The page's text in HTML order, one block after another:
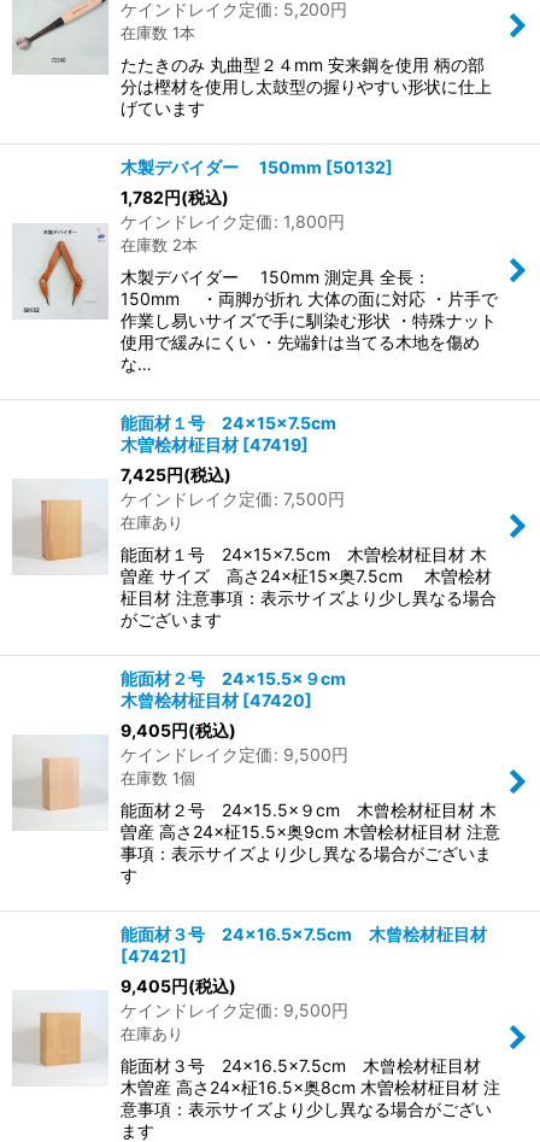
ケインドレイク定価: 5,200円
在庫数 1本
たたきのみ 丸曲型２４mm 安来鋼を使用 柄の部
分は樫材を使用し太鼓型の握りやすい形状に仕上
げています
木製デバイダー 150mm [50132]
1,782円(税込)
ケインドレイク定価: 1,800円
在庫数 2本
木製デバイダー 150mm 測定具 全長：
150mm ・両脚が折れ 大体の面に対応 ・片手で
作業し易いサイズで手に馴染む形状 ・特殊ナット
使用で緩みにくい ・先端針は当てる木地を傷め
な…
能面材１号 24×15×7.5cm
木曽桧材柾目材 [47419]
7,425円(税込)
ケインドレイク定価: 7,500円
在庫あり
能面材１号 24×15×7.5cm 木曽桧材柾目材 木
曽産 サイズ 高さ24×柾15×奥7.5cm 木曽桧材
柾目材 注意事項：表示サイズより少し異なる場合
がございます
能面材２号 24×15.5×９cm
木曾桧材柾目材 [47420]
9,405円(税込)
ケインドレイク定価: 9,500円
在庫数 1個
能面材２号 24×15.5×９cm 木曾桧材柾目材 木
曽産 高さ24×柾15.5×奥9cm 木曽桧材柾目材 注意
事項：表示サイズより少し異なる場合がございま
す
能面材３号 24×16.5×7.5cm 木曾桧材柾目材
[47421]
9,405円(税込)
ケインドレイク定価: 9,500円
在庫あり
能面材３号 24×16.5×7.5cm 木曾桧材柾目材
木曽産 高さ24×柾16.5×奥8cm 木曽桧材柾目材 注
意事項：表示サイズより少し異なる場合がござい
ます